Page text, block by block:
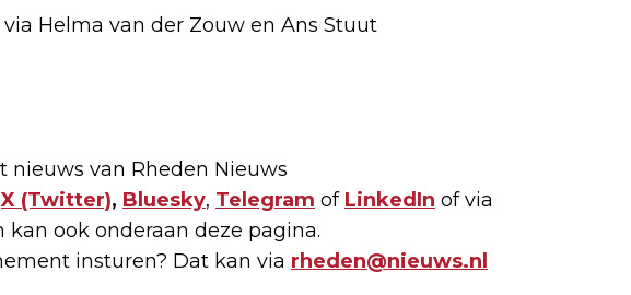
via Helma van der Zouw en Ans Stuut
nieuws van Rheden Nieuws
X (Twitter), Bluesky, Telegram of LinkedIn of via
kan ook onderaan deze pagina.
insturen? Dat kan via rheden@nieuws.nl